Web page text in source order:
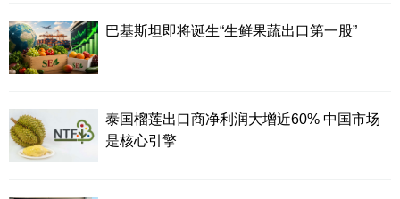
巴基斯坦即将诞生“生鲜果蔬出口第一股”
泰国榴莲出口商净利润大增近60% 中国市场
是核心引擎